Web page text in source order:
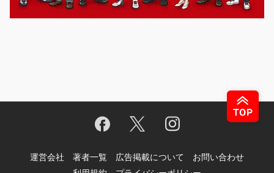
運営会社 著者一覧 広告掲載について
お問い合わせ